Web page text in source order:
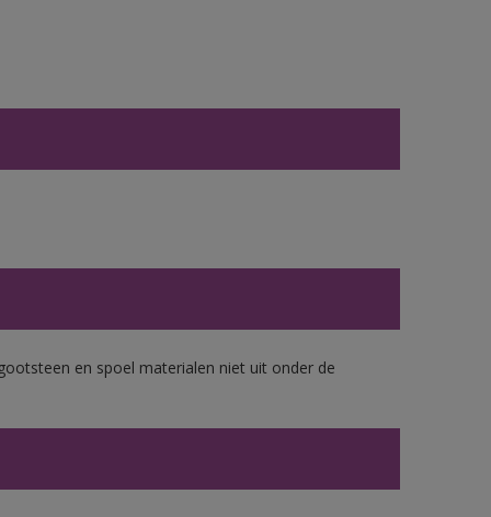
en spoel materialen niet uit onder de